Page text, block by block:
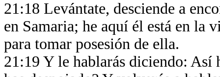
21:18 Levántate, desciende a
en Samaria; he aquí él está en la
para tomar posesión de ella.
21:19 Y le hablarás diciendo: Así